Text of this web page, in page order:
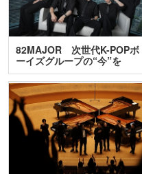
82MAJOR 次世代K-POPボ
ーイズグループの“今”を
訊…